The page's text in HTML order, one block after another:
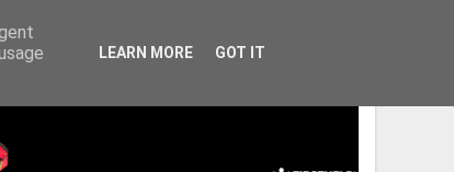
LEARN MORE GOT IT